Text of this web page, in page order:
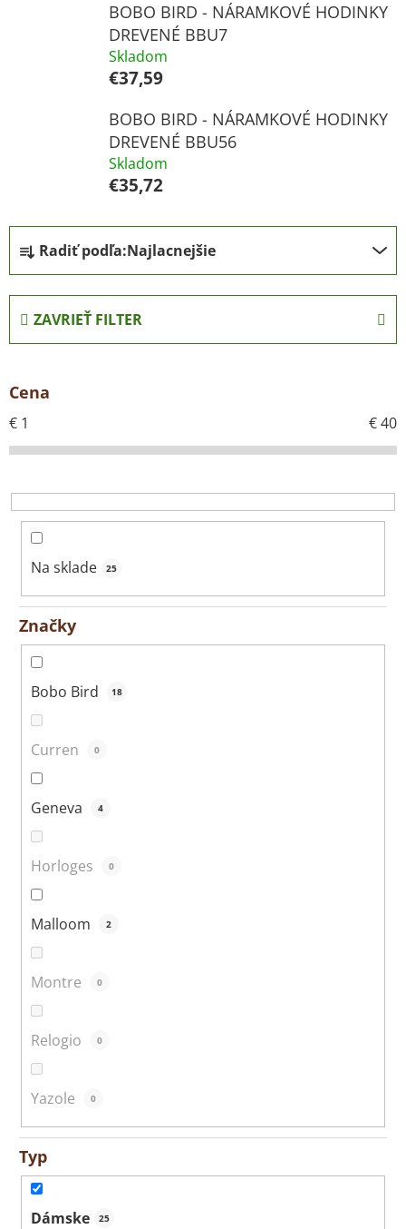
BOBO BIRD - NÁRAMKOVÉ HODINKY
DREVENÉ BBU7
Skladom
€37,59
BOBO BIRD - NÁRAMKOVÉ HODINKY
DREVENÉ BBU56
Skladom
€35,72
R
a
d
n
p
r
o
u
k
Radiť podľa:Najlacnejšie
ZAVRIEŤ FILTER
Cena
€ 1 €40
Na sklade 25
Značky
Bobo Bird 18
Curren 0
Geneva 4
Horloges 0
Malloom 2
Montre 0
Relogio 0
Yazole 0
Typ
Dámske 25